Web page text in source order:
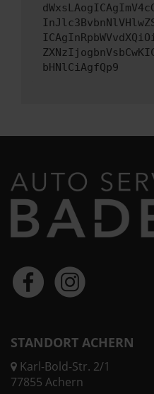
bHNlCiAgfQp9
STANDORT ACHERN
Karl-Bold-Str. 2/1
77855 Achern